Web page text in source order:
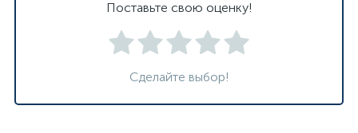
Поставьте свою оценку!
Сделайте выбор!